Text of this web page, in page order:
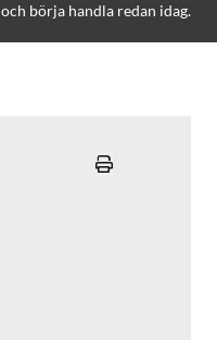
och börja handla redan idag.